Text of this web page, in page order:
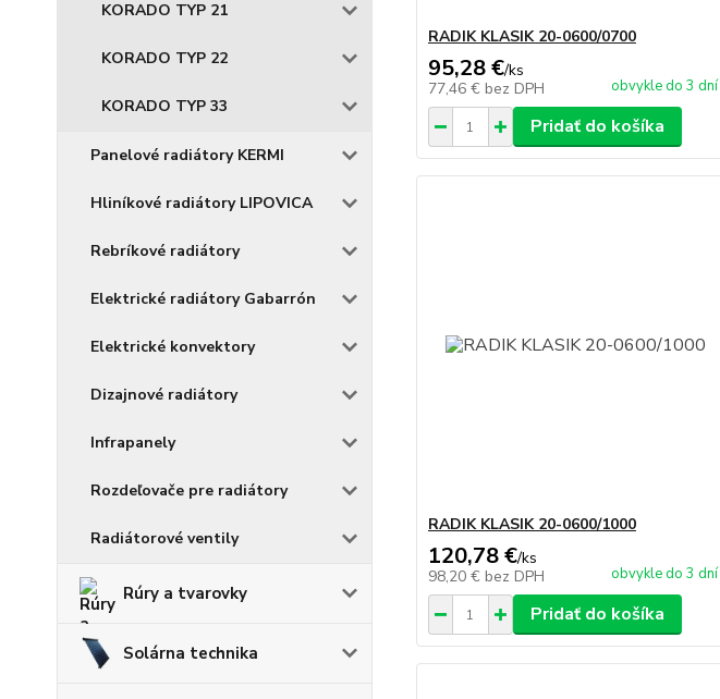
KORADO TYP 21
KORADO TYP 22
KORADO TYP 33
Panelové radiátory KERMI
Hliníkové radiátory LIPOVICA
Rebríkové radiátory
Elektrické radiátory Gabarrón
Elektrické konvektory
Dizajnové radiátory
Infrapanely
Rozdeľovače pre radiátory
Radiátorové ventily
Rúry a tvarovky
Solárna technika
RADIK KLASIK 20-0600/0700
95,28 €/ks
77,46 € bez DPH obvykle do 3 dní
Pridať do košíka
RADIK KLASIK 20-0600/1000
120,78 €/ks
98,20 € bez DPH obvykle do 3 dní
Pridať do košíka